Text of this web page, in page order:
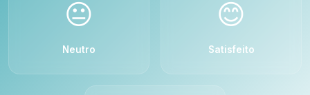
😐
Neutro
😊
Satisfeito